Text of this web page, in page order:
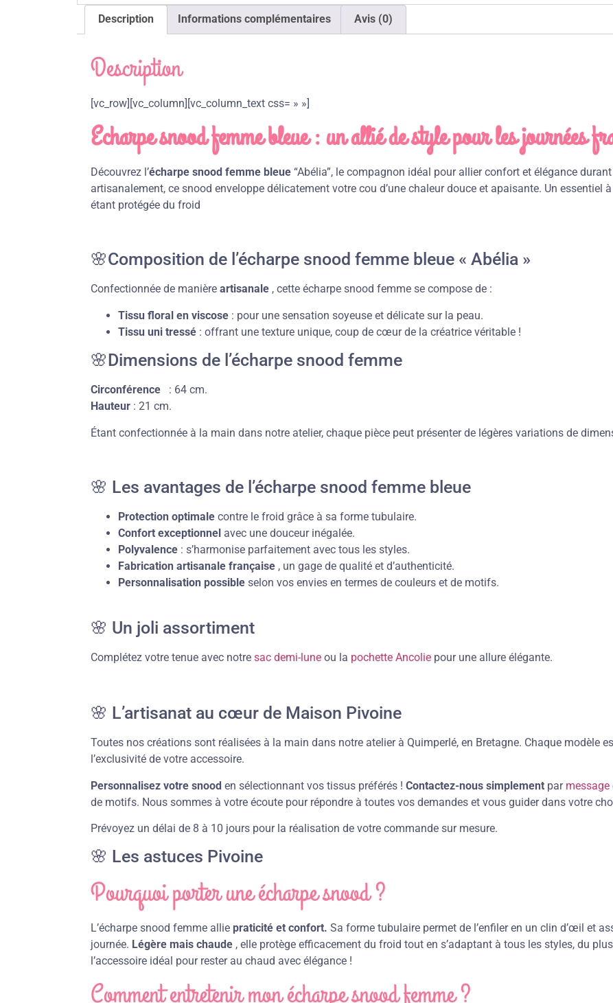
Description Informations complémentaires Avis (0)
Description
[vc_row][vc_column][vc_column_text css= » »]
Echarpe snood femme bleue : un allié de style pour les journées
Découvrez l’écharpe snood femme bleue “Abélia”, le compagnon idéal pour allier confort et élégance
artisanalement, ce snood enveloppe délicatement votre cou d’une chaleur douce et apaisante. Un essentiel
étant protégée du froid
🌸Composition de l’écharpe snood femme bleue « Abélia »
Confectionnée de manière artisanale , cette écharpe snood femme se compose de :
Tissu floral en viscose : pour une sensation soyeuse et délicate sur la peau.
Tissu uni tressé : offrant une texture unique, coup de cœur de la créatrice véritable !
🌸Dimensions de l’écharpe snood femme
Circonférence : 64 cm.
Hauteur : 21 cm.
Étant confectionnée à la main dans notre atelier, chaque pièce peut présenter de légères variations de
🌸 Les avantages de l’écharpe snood femme bleue
Protection optimale contre le froid grâce à sa forme tubulaire.
Confort exceptionnel avec une douceur inégalée.
Polyvalence : s’harmonise parfaitement avec tous les styles.
Fabrication artisanale française , un gage de qualité et d’authenticité.
Personnalisation possible selon vos envies en termes de couleurs et de motifs.
🌸 Un joli assortiment
Complétez votre tenue avec notre sac demi-lune ou la pochette Ancolie pour une allure élégante.
🌸 L’artisanat au cœur de Maison Pivoine
Toutes nos créations sont réalisées à la main dans notre atelier à Quimperlé, en Bretagne. Chaque modèle
l’exclusivité de votre accessoire.
Personnalisez votre snood en sélectionnant vos tissus préférés ! Contactez-nous simplement par message
de motifs. Nous sommes à votre écoute pour répondre à toutes vos demandes et vous guider dans votre
Prévoyez un délai de 8 à 10 jours pour la réalisation de votre commande sur mesure.
🌸 Les astuces Pivoine
Pourquoi porter une écharpe snood ?
L’écharpe snood femme allie praticité et confort. Sa forme tubulaire permet de l’enfiler en un clin d’œil et
journée. Légère mais chaude , elle protège efficacement du froid tout en s’adaptant à tous les styles, du
l’accessoire idéal pour rester au chaud avec élégance !
Comment entretenir mon écharpe snood femme ?